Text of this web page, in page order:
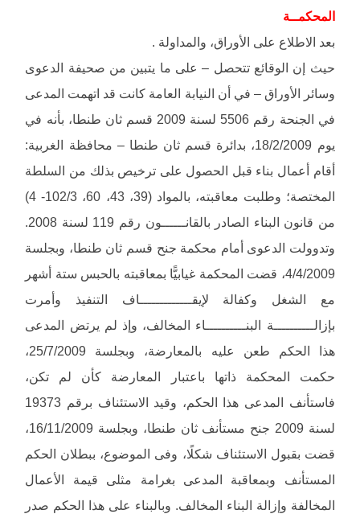
المحكمــة
بعد الاطلاع على الأوراق، والمداولة .
حيث إن الوقائع تتحصل – على ما يتبين من صحيفة الدعوى
وسائر الأوراق – في أن النيابة العامة كانت قد اتهمت المدعى
في الجنحة رقم 5506 لسنة 2009 قسم ثان طنطا، بأنه في
يوم 18/2/2009، بدائرة قسم ثان طنطا – محافظة الغربية:
أقام أعمال بناء قبل الحصول على ترخيص بذلك من السلطة
المختصة؛ وطلبت معاقبته، بالمواد (39، 43، 60، 102/3- 4)
من قانون البناء الصادر بالقانــــــون رقم 119 لسنة 2008.
وتدوولت الدعوى أمام محكمة جنح قسم ثان طنطا، وبجلسة
4/4/2009، قضت المحكمة غيابيًّا بمعاقبته بالحبس ستة أشهر
مع الشغل وكفالة لإيقـــــــــــــاف التنفيذ وأمرت
بإزالــــــــــة البنــــــــــاء المخالف، وإذ لم يرتض المدعى
هذا الحكم طعن عليه بالمعارضة، وبجلسة 25/7/2009،
حكمت المحكمة ذاتها باعتبار المعارضة كأن لم تكن،
فاستأنف المدعى هذا الحكم، وقيد الاستئناف برقم 19373
لسنة 2009 جنح مستأنف ثان طنطا، وبجلسة 16/11/2009،
قضت بقبول الاستئناف شكلًا، وفى الموضوع، ببطلان الحكم
المستأنف وبمعاقبة المدعى بغرامة مثلى قيمة الأعمال
المخالفة وإزالة البناء المخالف. وبالبناء على هذا الحكم صدر